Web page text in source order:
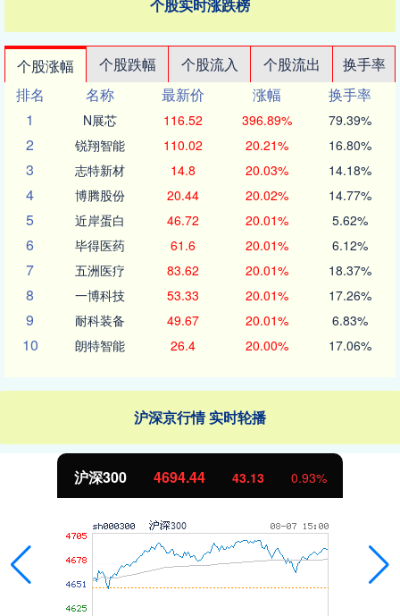
个股实时涨跌榜
个股涨幅 个股跌幅 个股流入 个股流出
换手率
排名
名称 最新价 涨幅
换手率
1
N展芯 116.52 396.89% 79.39%
2 锐翔智能 110.02 20.21% 16.80%
3 志特新材 14.8 20.03% 14.18%
4 博腾股份 20.44 20.02% 14.77%
5 近岸蛋白 46.72 20.01% 5.62%
6 毕得医药 61.6 20.01% 6.12%
7 五洲医疗 83.62 20.01% 18.37%
8 一博科技 53.33 20.01% 17.26%
9 耐科装备 49.67 20.01% 6.83%
10 朗特智能 26.4 20.00% 17.06%
沪深京行情 实时轮播
沪深300 4694.44 43.13 0.93%